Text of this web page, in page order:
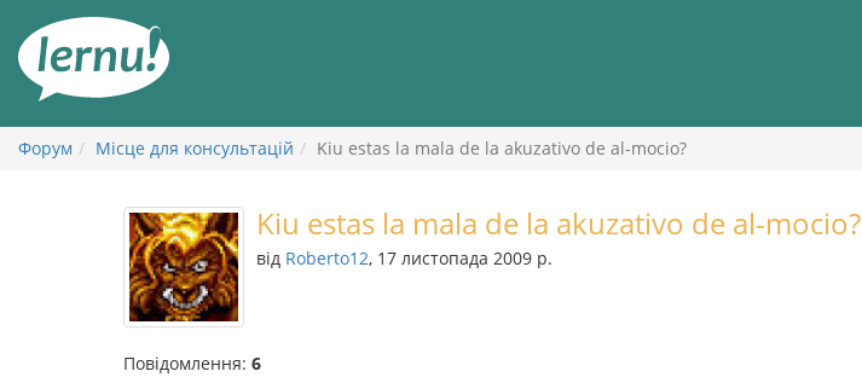
змісту
Форум Місце для консультацій Kiu estas la mala de la akuzativo de al-mocio?
Kiu estas la mala de la akuzativo de al-mocio?
від Roberto12, 17 листопада 2009 р.
Повідомлення: 6